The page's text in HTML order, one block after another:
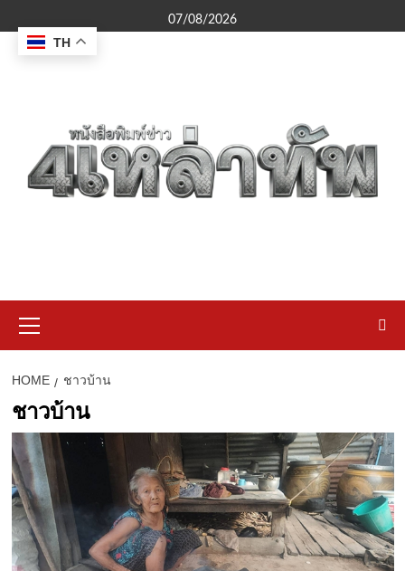
to
content
07/08/2026
Menu
HOME ชาวบ้าน
ชาวบ้าน
TH